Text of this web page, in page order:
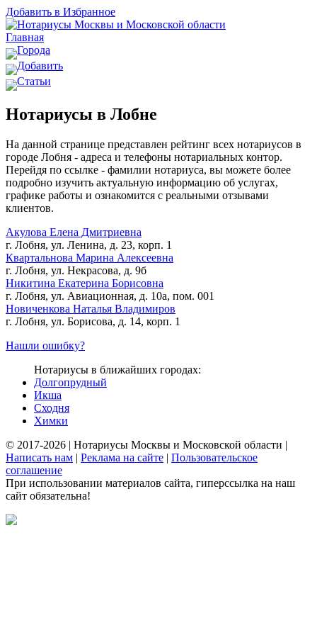
Добавить в Избранное
Главная
Города
Добавить
Статьи
Нотариусы в Лобне
На данной странице представлен рейтинг всех нотариусов в
городе Лобня - адреса и телефоны нотариальных контор.
Перейдя по ссылке - фамилии нотариуса, вы можете более
подробно изучить актуальную информацию об услугах,
графике работы и ознакомится с реальными отзывами
клиентов.
Акулова Елена Дмитриевна
г. Лобня, ул. Ленина, д. 23, корп. 1
Квартальнова Марина Алексеевна
г. Лобня, ул. Некрасова, д. 9б
Никитина Екатерина Борисовна
г. Лобня, ул. Авиационная, д. 10а, пом. 001
Новиченкова Наталья Владимиров
г. Лобня, ул. Борисова, д. 14, корп. 1
Нашли ошибку?
Нотариусы в ближайших городах:
Долгопрудный
Икша
Сходня
Химки
© 2017-2026 | Нотариусы Москвы и Московской области |
Написать нам | Реклама на сайте | Пользовательское
соглашение
При использовании материалов сайта, гиперссылка на наш
сайт обязательна!